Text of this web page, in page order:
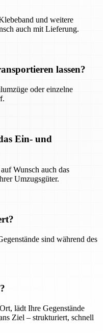
und weitere
auch mit Lieferung.
lassen?
oder einzelne
Ein- und
Wunsch auch das
Umzugsgüter.
sind während des
lädt Ihre Gegenstände
Ziel – strukturiert, schnell